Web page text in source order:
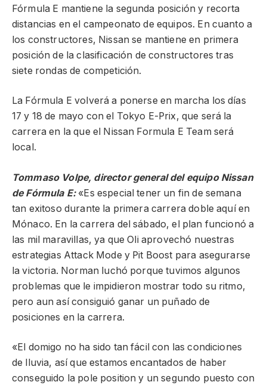
Fórmula E mantiene la segunda posición y recorta
distancias en el campeonato de equipos. En cuanto a
los constructores, Nissan se mantiene en primera
posición de la clasificación de constructores tras
siete rondas de competición.
La Fórmula E volverá a ponerse en marcha los días
17 y 18 de mayo con el Tokyo E-Prix, que será la
carrera en la que el Nissan Formula E Team será
local.
Tommaso Volpe, director general del equipo Nissan
de Fórmula E: «Es especial tener un fin de semana
tan exitoso durante la primera carrera doble aquí en
Mónaco. En la carrera del sábado, el plan funcionó a
las mil maravillas, ya que Oli aprovechó nuestras
estrategias Attack Mode y Pit Boost para asegurarse
la victoria. Norman luchó porque tuvimos algunos
problemas que le impidieron mostrar todo su ritmo,
pero aun así consiguió ganar un puñado de
posiciones en la carrera.
«El domigo no ha sido tan fácil con las condiciones
de lluvia, así que estamos encantados de haber
conseguido la pole position y un segundo puesto con